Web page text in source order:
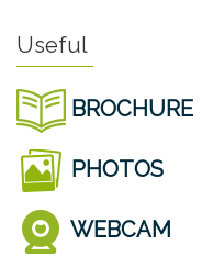
Useful
BROCHURE
PHOTOS
WEBCAM